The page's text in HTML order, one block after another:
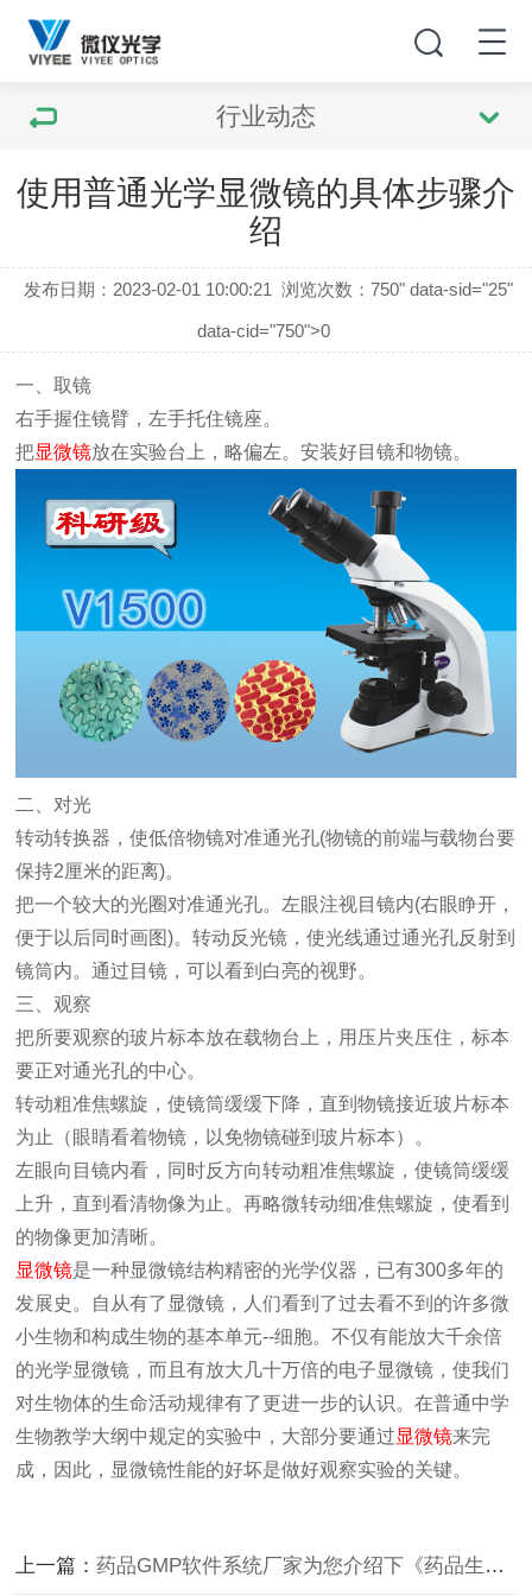
行业动态
使用普通光学显微镜的具体步骤介
绍
发布日期：2023-02-01 10:00:21 浏览次数：750" data-sid="25"
data-cid="750">0
一、取镜
右手握住镜臂，左手托住镜座。
把显微镜放在实验台上，略偏左。安装好目镜和物镜。
二、对光
转动转换器，使低倍物镜对准通光孔(物镜的前端与载物台要
保持2厘米的距离)。
把一个较大的光圈对准通光孔。左眼注视目镜内(右眼睁开，
便于以后同时画图)。转动反光镜，使光线通过通光孔反射到
镜筒内。通过目镜，可以看到白亮的视野。
三、观察
把所要观察的玻片标本放在载物台上，用压片夹压住，标本
要正对通光孔的中心。
转动粗准焦螺旋，使镜筒缓缓下降，直到物镜接近玻片标本
为止（眼睛看着物镜，以免物镜碰到玻片标本）。
左眼向目镜内看，同时反方向转动粗准焦螺旋，使镜筒缓缓
上升，直到看清物像为止。再略微转动细准焦螺旋，使看到
的物像更加清晰。
显微镜是一种显微镜结构精密的光学仪器，已有300多年的
发展史。自从有了显微镜，人们看到了过去看不到的许多微
小生物和构成生物的基本单元--细胞。不仅有能放大千余倍
的光学显微镜，而且有放大几十万倍的电子显微镜，使我们
对生物体的生命活动规律有了更进一步的认识。在普通中学
生物教学大纲中规定的实验中，大部分要通过显微镜来完
成，因此，显微镜性能的好坏是做好观察实验的关键。
上一篇：药品GMP软件系统厂家为您介绍下《药品生产质量管理规范（2010年修订）》产生的背景